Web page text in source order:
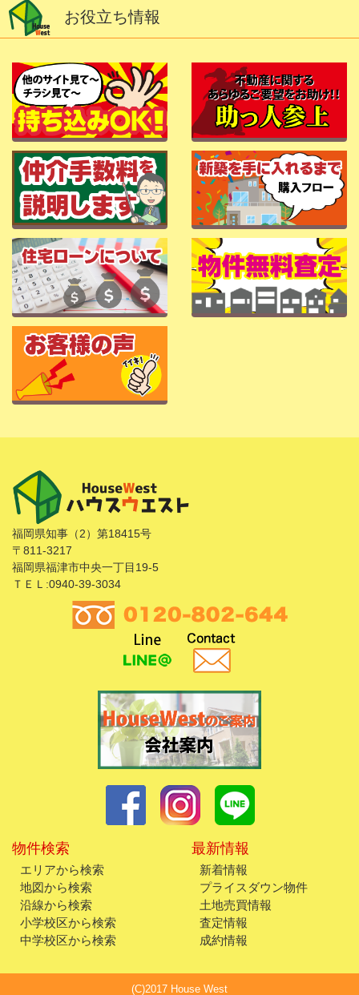
お役立ち情報
福岡県知事（2）第18415号
〒811-3217
福岡県福津市中央一丁目19-5
ＴＥＬ:0940-39-3034
物件検索
エリアから検索
地図から検索
沿線から検索
小学校区から検索
中学校区から検索
最新情報
新着情報
プライスダウン物件
土地売買情報
査定情報
成約情報
(C)2017 House West